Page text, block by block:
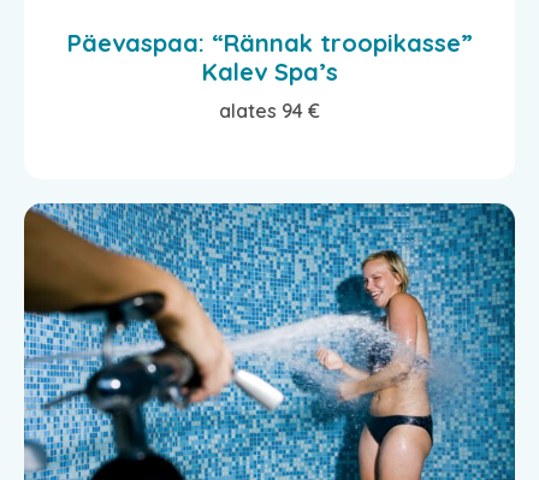
Päevaspaa: “Rännak troopikasse”
Kalev Spa’s
alates 94 €